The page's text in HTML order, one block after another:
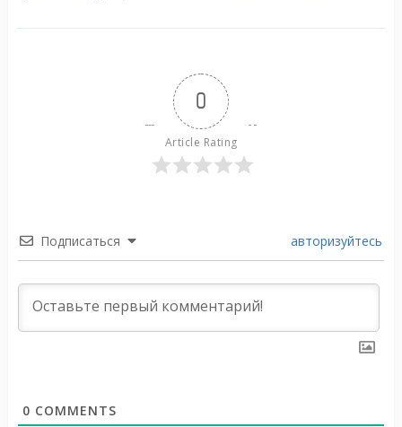
0
Article Rating
Подписаться авторизуйтесь
0 COMMENTS